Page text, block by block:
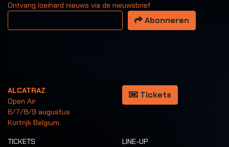
Ontvang loeihard nieuws via de nieuwsbrief
Uw email adres
Abonneren
ALCATRAZ
Open Air
6/7/8/9 augustus
Kortrijk Belgium
Tickets
TICKETS
LINE-UP